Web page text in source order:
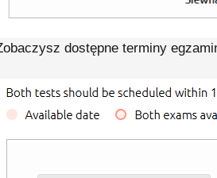
dostępne terminy